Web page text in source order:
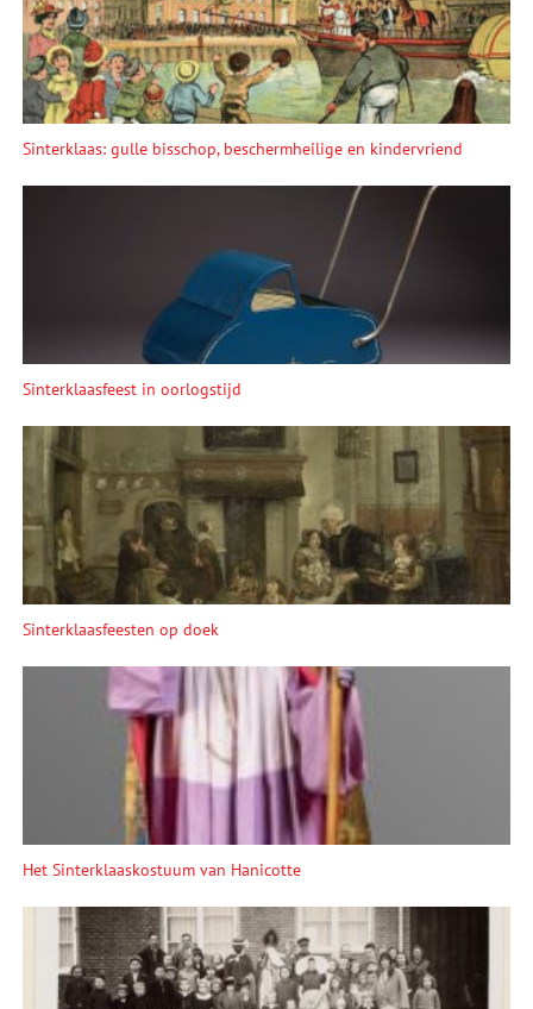
Sinterklaas: gulle bisschop, beschermheilige en kindervriend
Sinterklaasfeest in oorlogstijd
Sinterklaasfeesten op doek
Het Sinterklaaskostuum van Hanicotte